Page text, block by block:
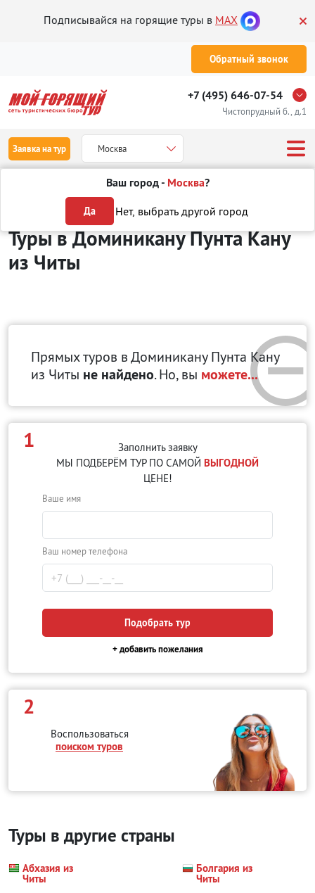
Подписывайся на горящие туры в MAX
Обратный звонок
+7 (495) 646-07-54
Чистопрудный б., д.1
Заявка на тур Москва
Ваш город - Москва?
Да Нет, выбрать другой город
Отдых в Доминикане Пунта Кана
Туры в Доминикану Пунта Кану
из Читы
Прямых туров в Доминикану Пунта Кану
из Читы не найдено. Но, вы можете...
1
Заполнить заявку
МЫ ПОДБЕРЁМ ТУР ПО САМОЙ ВЫГОДНОЙ
ЦЕНЕ!
Ваше имя
Ваш номер телефона
Подобрать тур
+ добавить пожелания
2
Воспользоваться
поиском туров
Туры в другие страны
Абхазия из
Читы
Болгария из
Читы